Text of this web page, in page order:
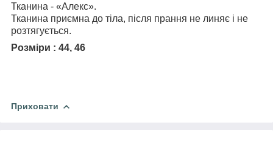
Тканина - «Алекс».
Тканина приємна до тіла, після прання не линяє і не
розтягується.
Розміри : 44, 46
Приховати